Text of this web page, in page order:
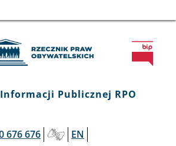
Publicznej RPO
676 676 EN